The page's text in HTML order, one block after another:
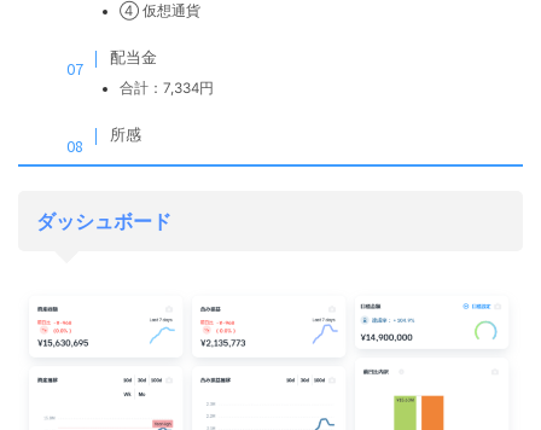
④ 仮想通貨
配当金
合計：7,334円
所感
ダッシュボード